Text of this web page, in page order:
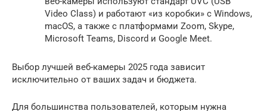
Video Class) и работают «из коробки» с Windows,
macOS, а также с платформами Zoom, Skype,
Microsoft Teams, Discord и Google Meet.
Выбор лучшей веб-камеры 2025 года зависит
исключительно от ваших задач и бюджета.
Для большинства пользователей, которым нужна